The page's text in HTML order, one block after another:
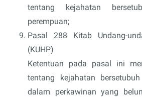
tentang kejahatan
perempuan;
Pasal 288 Kitab Undang-
(KUHP)
Ketentuan pada pasal ini
tentang kejahatan
dalam perkawinan yang